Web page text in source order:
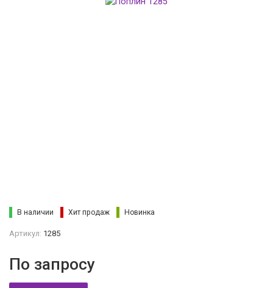
В наличии Хит продаж Новинка
Артикул: 1285
По запросу